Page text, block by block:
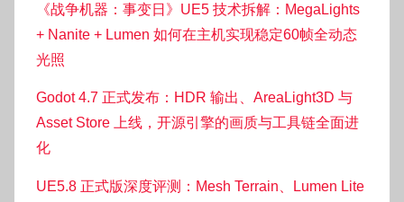
《战争机器：事变日》UE5 技术拆解：MegaLights
+ Nanite + Lumen 如何在主机实现稳定60帧全动态
光照
Godot 4.7 正式发布：HDR 输出、AreaLight3D 与
Asset Store 上线，开源引擎的画质与工具链全面进
化
UE5.8 正式版深度评测：Mesh Terrain、Lumen Lite